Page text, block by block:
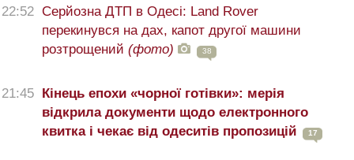
22:52 Серйозна ДТП в Одесі: Land Rover
перекинувся на дах, капот другої машини
розтрощений (фото) 38
21:45 Кінець епохи «чорної готівки»: мерія
відкрила документи щодо електронного
квитка і чекає від одеситів пропозицій
17